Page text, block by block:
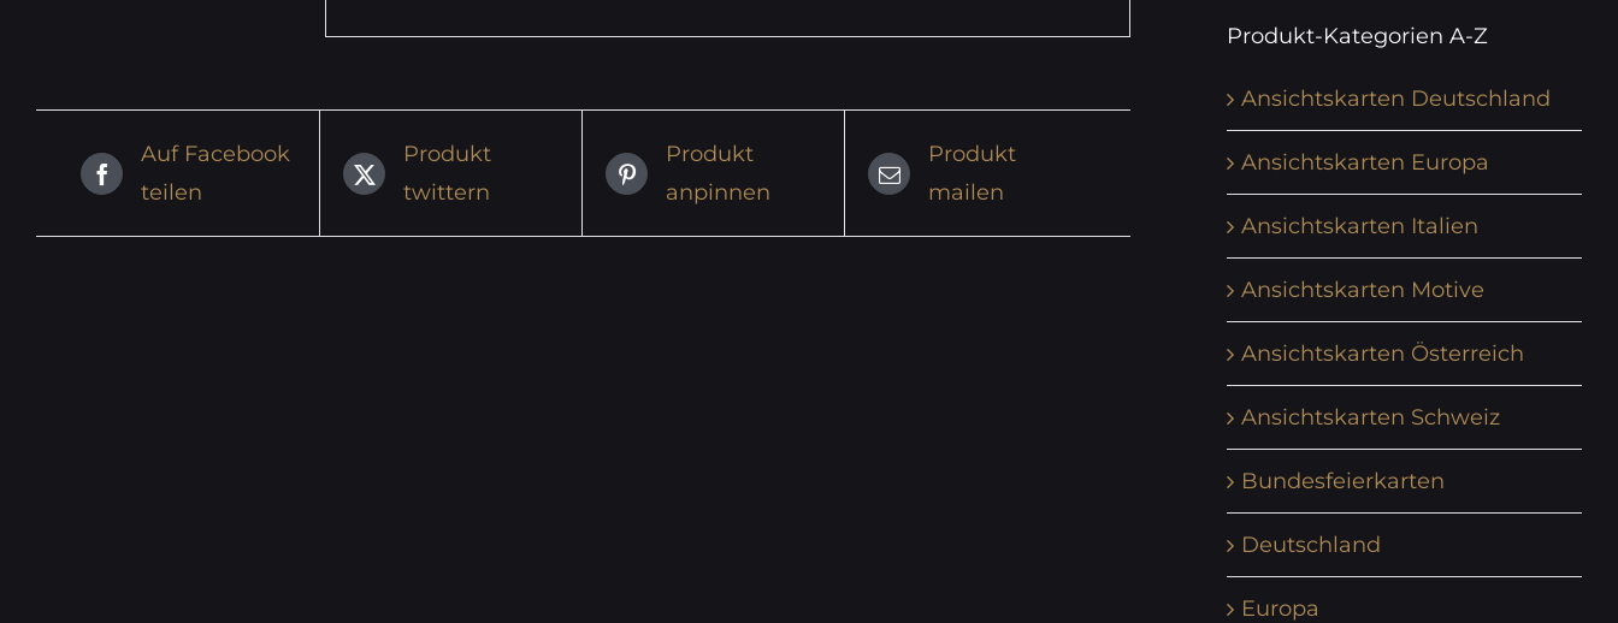
Auf Facebook
teilen
Produkt
twittern
Produkt
anpinnen
Produkt
mailen
Produkt-Kategorien A-Z
Ansichtskarten Deutschland
Ansichtskarten Europa
Ansichtskarten Italien
Ansichtskarten Motive
Ansichtskarten Österreich
Ansichtskarten Schweiz
Bundesfeierkarten
Deutschland
Europa